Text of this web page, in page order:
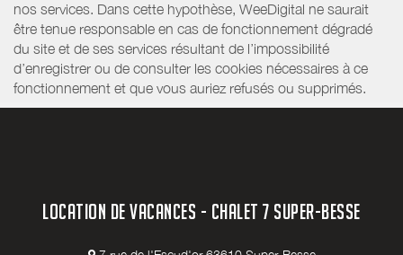
nos services. Dans cette hypothèse, WeeDigital ne saurait
être tenue responsable en cas de fonctionnement dégradé
du site et de ses services résultant de l’impossibilité
d’enregistrer ou de consulter les cookies nécessaires à ce
fonctionnement et que vous auriez refusés ou supprimés.
LOCATION DE VACANCES - CHALET 7 SUPER-BESSE